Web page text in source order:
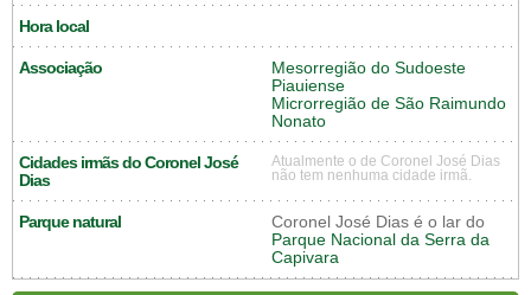
Hora local
Associação
Mesorregião do Sudoeste
Piauiense
Microrregião de São Raimundo
Nonato
Cidades irmãs do Coronel José
Dias
Atualmente o de Coronel José Dias
não tem nenhuma cidade irmã.
Parque natural
Coronel José Dias é o lar do
Parque Nacional da Serra da
Capivara